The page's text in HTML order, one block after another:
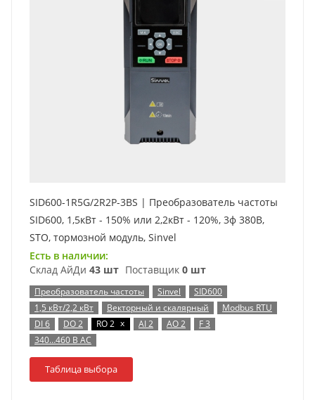
SID600-1R5G/2R2P-3BS | Преобразователь частоты
SID600, 1,5кВт - 150% или 2,2кВт - 120%, 3ф 380В,
STO, тормозной модуль, Sinvel
Есть в наличии:
Склад АйДи 43 шт Поставщик 0 шт
Преобразователь частоты Sinvel
SID600
1,5 кВт/2,2 кВт
Векторный и скалярный
Modbus RTU
DI 6
DO 2 RO 2 x AI 2 AO 2
F 3
340…460 В AC
Таблица выбора